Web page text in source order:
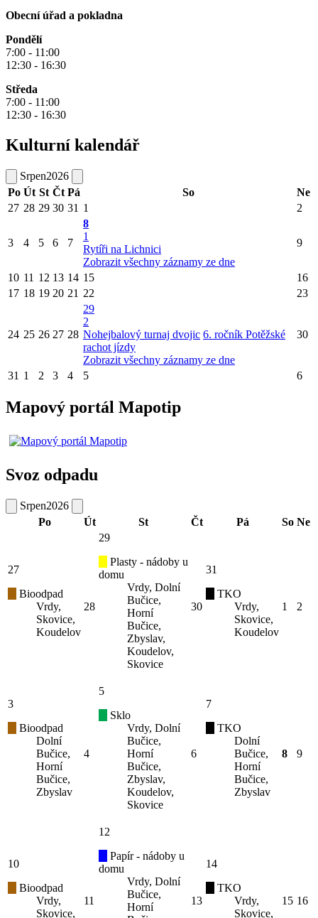
Obecní úřad a pokladna
Pondělí
7:00 - 11:00
12:30 - 16:30
Středa
7:00 - 11:00
12:30 - 16:30
Kulturní kalendář
Srpen2026
Po Út St Čt Pá So
Ne
27 28 29 30 31 1 2
3 4 5 6 7
8
1
Rytíři na Lichnici
Zobrazit všechny záznamy ze dne
9
10 11 12 13 14 15
16
17 18 19 20 21 22 23
24 25 26 27 28
29
2
Nohejbalový turnaj dvojic 6. ročník Potěžské
rachot jízdy
Zobrazit všechny záznamy ze dne
30
31 1 2 3 4 5 6
Mapový portál Mapotip
Svoz odpadu
Srpen2026
Po
Út St Čt Pá So Ne
27
Bioodpad
Vrdy,
Skovice,
Koudelov
28
29
Plasty - nádoby u
domu
Vrdy, Dolní
Bučice,
Horní
Bučice,
Zbyslav,
Koudelov,
Skovice
30
31
TKO
Vrdy,
Skovice,
Koudelov
1 2
3
Bioodpad
Dolní
Bučice,
Horní
Bučice,
Zbyslav
4
5
Sklo
Vrdy, Dolní
Bučice,
Horní
Bučice,
Zbyslav,
Koudelov,
Skovice
6
7
TKO
Dolní
Bučice,
Horní
Bučice,
Zbyslav
8 9
10
Bioodpad
Vrdy,
Skovice,
11
12
Papír - nádoby u
domu
Vrdy, Dolní
Bučice,
Horní
13
14
TKO
Vrdy,
Skovice,
15 16